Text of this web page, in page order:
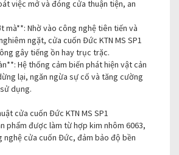
việc mở và đóng cửa thuận tiện, an
mà**: Nhờ vào công nghệ tiên tiến và
ngặt, cửa cuốn Đức KTN MS SP1
gây tiếng ồn hay trục trặc.
Hệ thống cảm biến phát hiện vật cản
lại, ngăn ngừa sự cố và tăng cường
dụng.
cửa cuốn Đức KTN MS SP1
phẩm được làm từ hợp kim nhôm 6063,
nghệ cửa cuốn Đức, đảm bảo độ bền